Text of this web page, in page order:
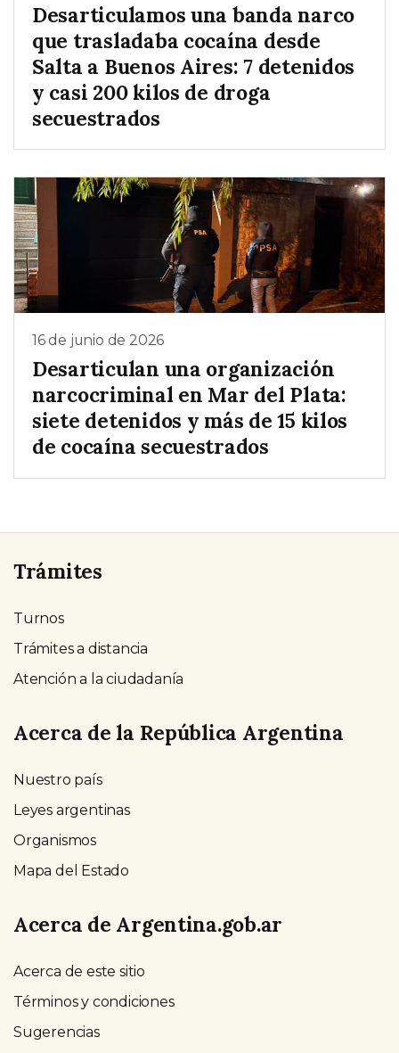
Desarticulamos una banda narco
que trasladaba cocaína desde
Salta a Buenos Aires: 7 detenidos
y casi 200 kilos de droga
secuestrados
16 de junio de 2026
Desarticulan una organización
narcocriminal en Mar del Plata:
siete detenidos y más de 15 kilos
de cocaína secuestrados
Trámites
Turnos
Trámites a distancia
Atención a la ciudadanía
Acerca de la República Argentina
Nuestro país
Leyes argentinas
Organismos
Mapa del Estado
Acerca de Argentina.gob.ar
Acerca de este sitio
Términos y condiciones
Sugerencias